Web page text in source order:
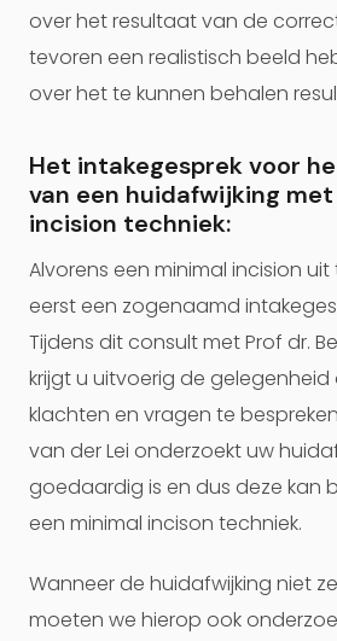
over het resultaat van de
tevoren een realistisch beeld
over het te kunnen behalen
Het intakegesprek voor
van een huidafwijking
incision techniek:
Alvorens een minimal incision
eerst een zogenaamd
Tijdens dit consult met Prof dr.
krijgt u uitvoerig de gelegenheid
klachten en vragen te
van der Lei onderzoekt uw
goedaardig is en dus deze kan
een minimal incison techniek.
Wanneer de huidafwijking niet
moeten we hierop ook